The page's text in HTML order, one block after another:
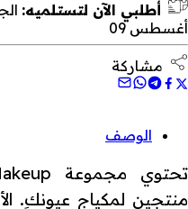
أطلبي الآن لتستلميه:
أغسطس 09
مشاركة
الوصف